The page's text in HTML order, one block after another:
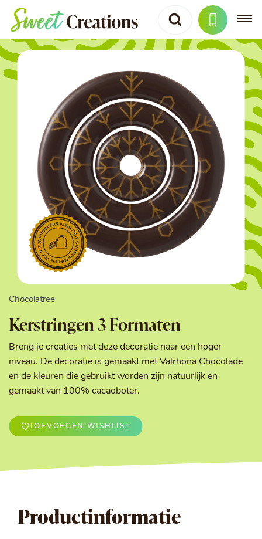
Chocolatree
Kerstringen 3 Formaten
Breng je creaties met deze decoratie naar een hoger
niveau. De decoratie is gemaakt met Valrhona Chocolade
en de kleuren die gebruikt worden zijn natuurlijk en
gemaakt van 100% cacaoboter.
TOEVOEGEN WISHLIST
Productinformatie